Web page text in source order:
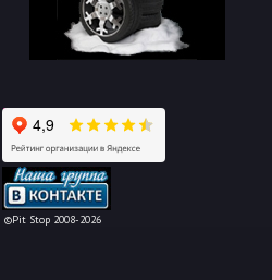
©Pit Stop 2008-2026
-->